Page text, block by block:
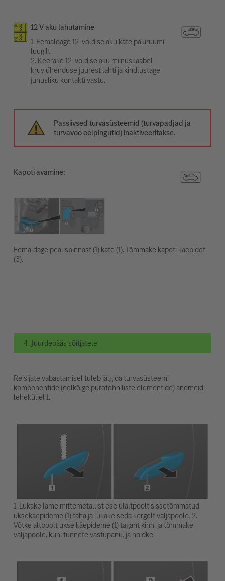
12 V aku lahutamine
1. Eemaldage 12-voldise aku kate pakiruumi
luugilt.
2. Keerake 12-voldise aku miinuskaabel
kruviühenduse juurest lahti ja kindlustage
juhusliku kontakti vastu.
Passiivsed turvasüsteemid (turvapadjad ja
turvavöö eelpingutid) inaktiveeritakse.
Kapoti avamine:
Eemaldage pealispinnast (1) kate (1). Tõmmake kapoti käepidet
(3).
4. Juurdepääs sõitjatele
Reisijate vabastamisel tuleb jälgida turvasüsteemi
komponentide (eelkõige pürotehniliste elementide) andmeid
leheküljel 1.
1. Lükake lame mittemetallist ese ülaltpoolt sissetõmmatud
uksekäepideme (1) taha ja lükake seda kergelt väljapoole. 2.
Võtke altpoolt ukse käepideme (1) tagant kinni ja tõmmake
väljapoole, kuni tunnete vastupanu, ja hoidke.